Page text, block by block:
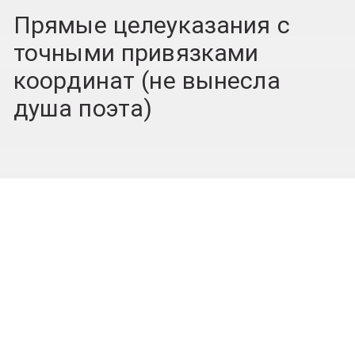
Прямые целеуказания с
точными привязками
координат (не вынесла
душа поэта)